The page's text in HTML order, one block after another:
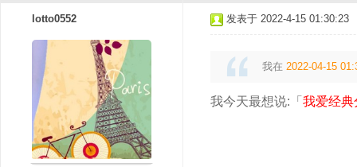
lotto0552 发表于 2022-4-15 01:30:23
我在 2022-04-15
我今天最想说:「 我爱经典